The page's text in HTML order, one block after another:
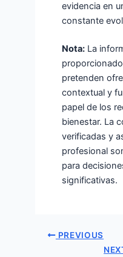
evidencia en
constante
Nota: La
pretenden
contextual y
papel de los
bienestar. La
verificadas y
profesional
para
significativas.
PREVIOUS